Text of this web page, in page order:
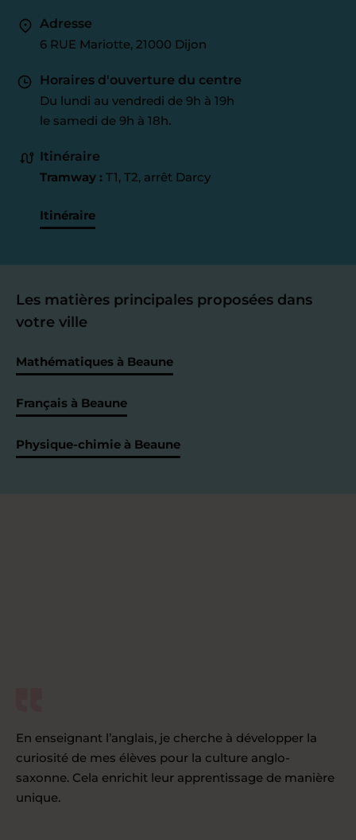
Adresse
6 RUE Mariotte, 21000 Dijon
Horaires d'ouverture du centre
Du lundi au vendredi de 9h à 19h
le samedi de 9h à 18h.
Itinéraire
Tramway : T1, T2, arrêt Darcy
Itinéraire
Les matières principales proposées dans
votre ville
Mathématiques à Beaune
Français à Beaune
Physique-chimie à Beaune
En enseignant l’anglais, je cherche à développer la
curiosité de mes élèves pour la culture anglo-
saxonne. Cela enrichit leur apprentissage de manière
unique.